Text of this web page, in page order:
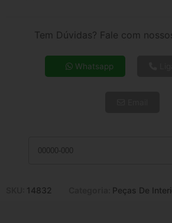
4x de R$ 39,08
5x de R$ 31,67
10x de R$ 16,73
Tem Dúvidas? Fale com
Whatsapp
14832 Peças De